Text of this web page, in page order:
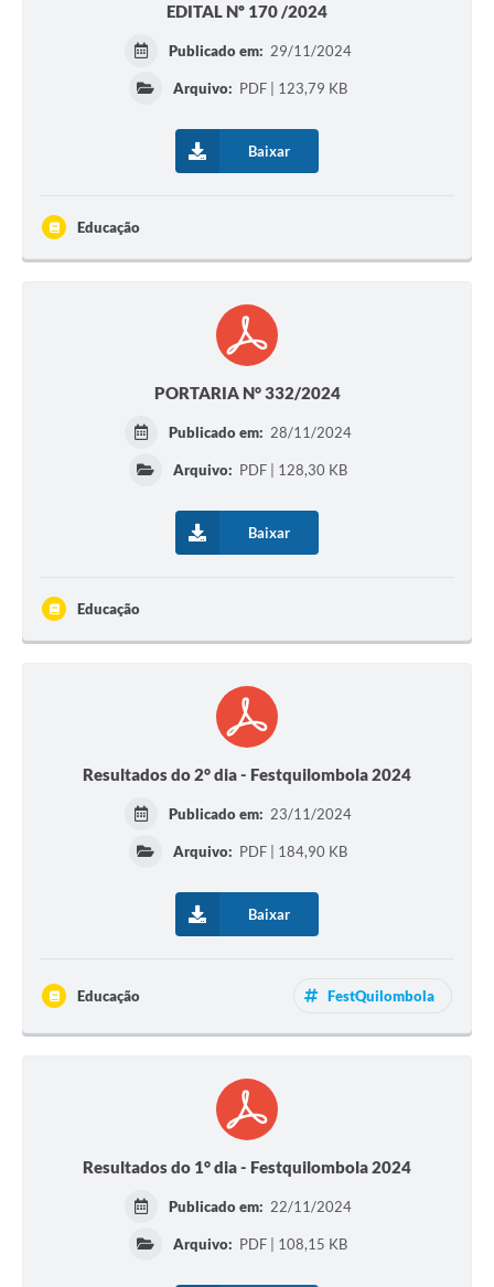
EDITAL Nº 170 /2024
Publicado em: 29/11/2024
Arquivo: PDF | 123,79 KB
Baixar
Educação
PORTARIA N° 332/2024
Publicado em: 28/11/2024
Arquivo: PDF | 128,30 KB
Baixar
Educação
Resultados do 2° dia - Festquilombola 2024
Publicado em: 23/11/2024
Arquivo: PDF | 184,90 KB
Baixar
Educação FestQuilombola
Resultados do 1° dia - Festquilombola 2024
Publicado em: 22/11/2024
Arquivo: PDF | 108,15 KB